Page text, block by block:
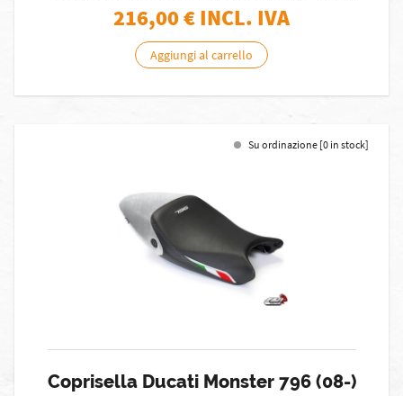
216,00€ INCL. IVA
Aggiungi al carrello
Su ordinazione [0 in stock]
Coprisella Ducati Monster 796 (08-)